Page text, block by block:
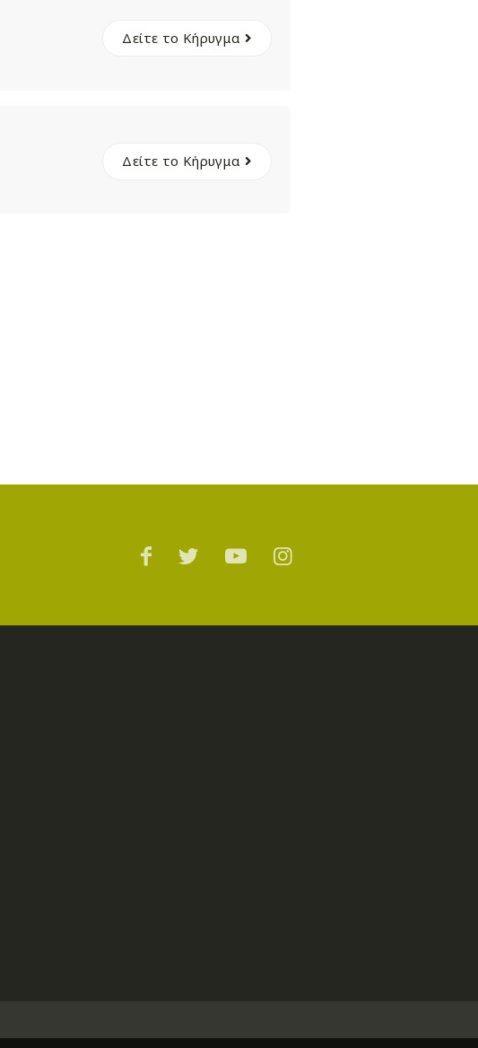
Δείτε το Κήρυγμα
Δείτε το Κήρυγμα